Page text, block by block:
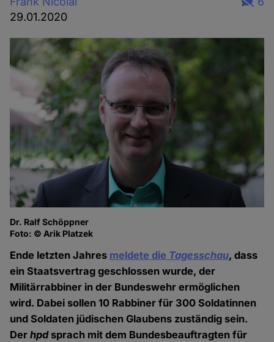
29.01.2020
Dr. Ralf Schöppner
Foto: © Arik Platzek
Ende letzten Jahres meldete die Tagesschau, dass
ein Staatsvertrag geschlossen wurde, der
Militärrabbiner in der Bundeswehr ermöglichen
wird. Dabei sollen 10 Rabbiner für 300 Soldatinnen
und Soldaten jüdischen Glaubens zuständig sein.
Derhpdsprach mit dem Bundesbeauftragten für